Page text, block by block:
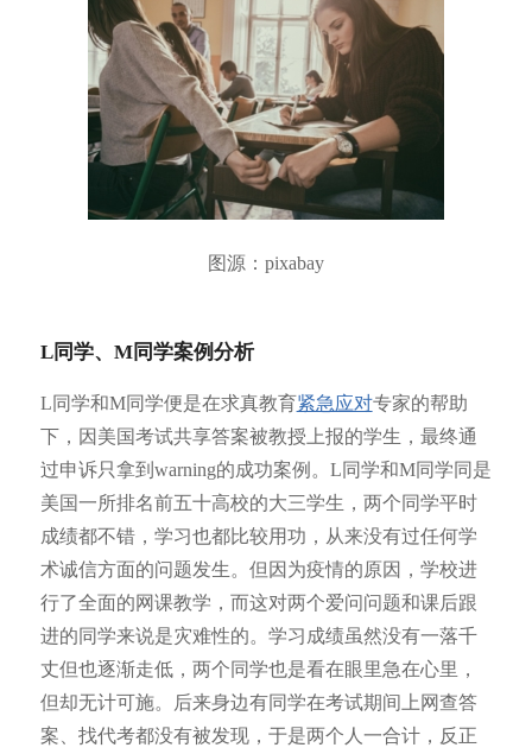
图源：pixabay
L同学、M同学案例分析
L同学和M同学便是在求真教育紧急应对专家的帮助
下，因美国考试共享答案被教授上报的学生，最终通
过申诉只拿到warning的成功案例。L同学和M同学同是
美国一所排名前五十高校的大三学生，两个同学平时
成绩都不错，学习也都比较用功，从来没有过任何学
术诚信方面的问题发生。但因为疫情的原因，学校进
行了全面的网课教学，而这对两个爱问问题和课后跟
进的同学来说是灾难性的。学习成绩虽然没有一落千
丈但也逐渐走低，两个同学也是看在眼里急在心里，
但却无计可施。后来身边有同学在考试期间上网查答
案、找代考都没有被发现，于是两个人一合计，反正